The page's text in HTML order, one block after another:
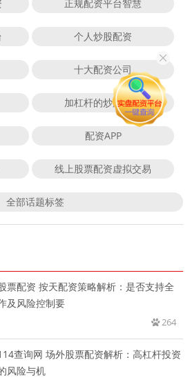
正规配资平台智慧
个人炒股配资
十大配资公司
加杠杆的炒股软件
配资APP
线上股票配资虚拟交易
全部话题标签
票配资 按天配资策略解析：是否支持全
及风险控制要
264
查询网 场外股票配资解析：高杠杆投资
风险与机